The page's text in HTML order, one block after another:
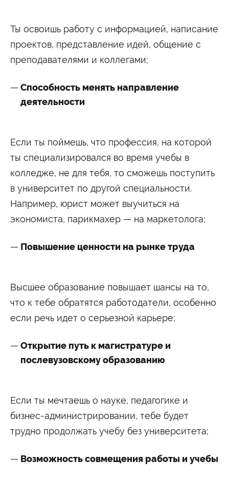
Ты освоишь работу с информацией, написание
проектов, представление идей, общение с
преподавателями и коллегами;
Способность менять направление
деятельности
Если ты поймешь, что профессия, на которой
ты специализировался во время учебы в
колледже, не для тебя, то сможешь поступить
в университет по другой специальности.
Например, юрист может выучиться на
экономиста, парикмахер — на маркетолога;
Повышение ценности на рынке труда
Высшее образование повышает шансы на то,
что к тебе обратятся работодатели, особенно
если речь идет о серьезной карьере;
Открытие путь к магистратуре и
послевузовскому образованию
Если ты мечтаешь о науке, педагогике и
бизнес-администрировании, тебе будет
трудно продолжать учебу без университета;
Возможность совмещения работы и учебы